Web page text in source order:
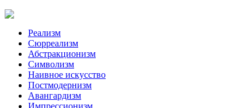
Реализм
Сюрреализм
Абстракционизм
Символизм
Наивное искусство
Постмодернизм
Авангардизм
Импрессионизм